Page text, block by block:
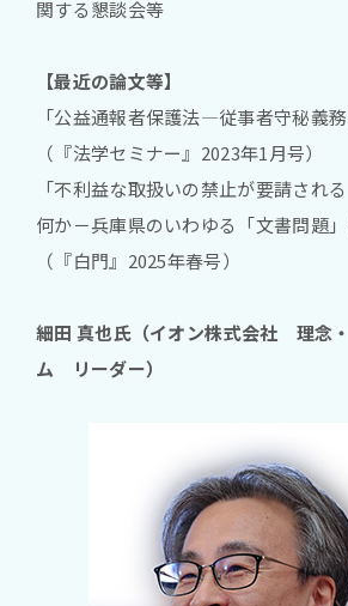
関する懇談会等
【最近の論文等】
「公益通報者保護法―従事者守秘義務
（『法学セミナー』2023年1月号）
「不利益な取扱いの禁止が要請され
何か－兵庫県のいわゆる「文書問題」
（『白門』2025年春号）
細田 真也氏（イオン株式会社 理念
ム リーダー）